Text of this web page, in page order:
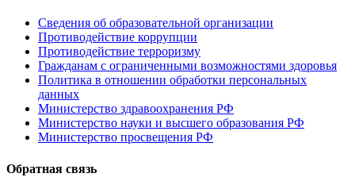
Сведения об образовательной организации
Противодействие коррупции
Противодействие терроризму
Гражданам с ограниченными возможностями здоровья
Политика в отношении обработки персональных
данных
Министерство здравоохранения РФ
Министерство науки и высшего образования РФ
Министерство просвещения РФ
Обратная связь